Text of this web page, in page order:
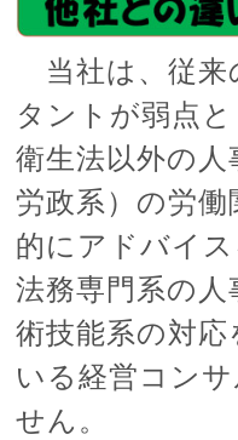
当社は、従来
タントが弱点
衛生法以外の
労政系）の労
的にアドバイス
法務専門系の
術技能系の対
いる経営コン
せん。